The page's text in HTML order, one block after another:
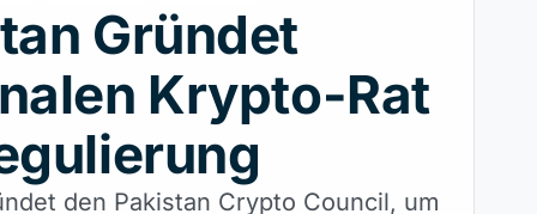
Gründet
Krypto-Rat
den Pakistan Crypto Council, um